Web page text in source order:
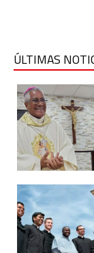
ÚLTIMAS